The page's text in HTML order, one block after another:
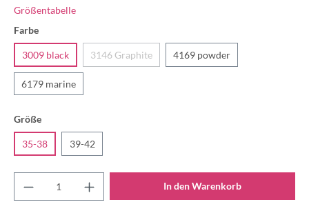
Größentabelle
Farbe
3009 black 3146 Graphite 4169 powder
6179 marine
Größe
35-38 39-42
In den Warenkorb